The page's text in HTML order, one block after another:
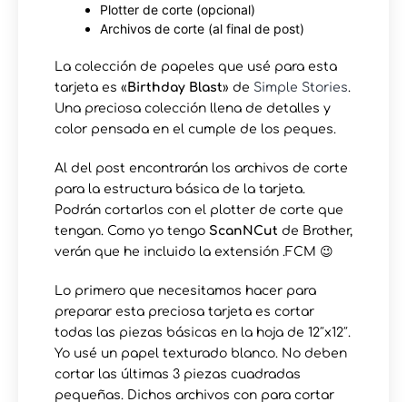
Plotter de corte (opcional)
Archivos de corte (al final de post)
La colección de papeles que usé para esta
tarjeta es « Birthday Blast» de Simple Stories.
Una preciosa colección llena de detalles y
color pensada en el cumple de los peques.
Al del post encontrarán los archivos de corte
para la estructura básica de la tarjeta.
Podrán cortarlos con el plotter de corte que
tengan. Como yo tengo ScanNCut de Brother,
verán que he incluido la extensión .FCM 😉
Lo primero que necesitamos hacer para
preparar esta preciosa tarjeta es cortar
todas las piezas básicas en la hoja de 12″x12″.
Yo usé un papel texturado blanco. No deben
cortar las últimas 3 piezas cuadradas
pequeñas. Dichos archivos con para cortar